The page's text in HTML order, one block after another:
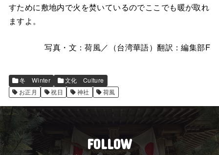
すために敷地内で火を焚いているのでここでも暖が取れ
ますよ。
写真・文：荷風／（台湾華語）翻訳：編集部F
冬 Winter
文化 Culture
お正月
祝日 神社 荷風
FOLLOW